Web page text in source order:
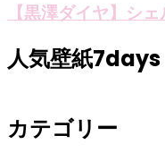
【黒澤ダイヤ】シ
人気壁紙7days
カテゴリー